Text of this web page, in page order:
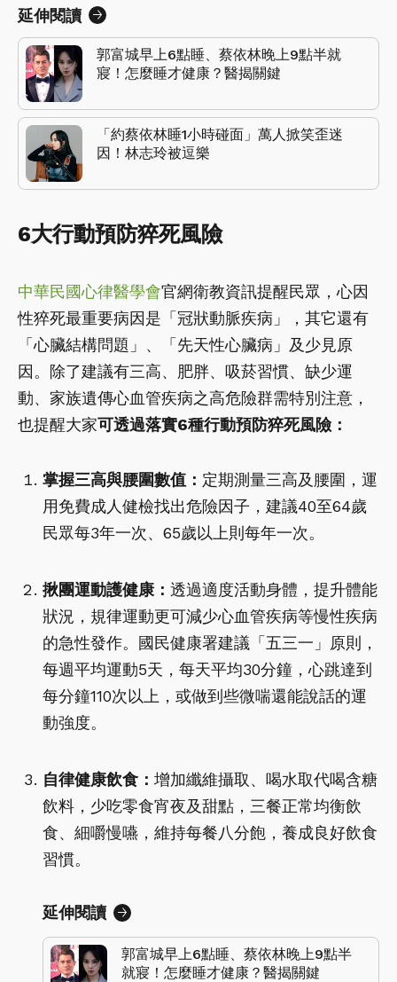
延伸閱讀
郭富城早上6點睡、蔡依林晚上9點半就
寢！怎麼睡才健康？醫揭關鍵
「約蔡依林睡1小時碰面」萬人掀笑歪迷
因！林志玲被逗樂
6大行動預防猝死風險
中華民國心律醫學會官網衛教資訊提醒民眾，心因
性猝死最重要病因是「冠狀動脈疾病」，其它還有
「心臟結構問題」、「先天性心臟病」及少見原
因。除了建議有三高、肥胖、吸菸習慣、缺少運
動、家族遺傳心血管疾病之高危險群需特別注意，
也提醒大家可透過落實6種行動預防猝死風險：
掌握三高與腰圍數值： 定期測量三高及腰圍，運
用免費成人健檢找出危險因子，建議40至64歲
民眾每3年一次、65歲以上則每年一次。
揪團運動護健康： 透過適度活動身體，提升體能
狀況，規律運動更可減少心血管疾病等慢性疾病
的急性發作。國民健康署建議「五三一」原則，
每週平均運動5天，每天平均30分鐘，心跳達到
每分鐘110次以上，或做到些微喘還能說話的運
動強度。
自律健康飲食： 增加纖維攝取、喝水取代喝含糖
飲料，少吃零食宵夜及甜點，三餐正常均衡飲
食、細嚼慢嚥，維持每餐八分飽，養成良好飲食
習慣。
延伸閱讀
郭富城早上6點睡、蔡依林晚上9點半
就寢！怎麼睡才健康？醫揭關鍵